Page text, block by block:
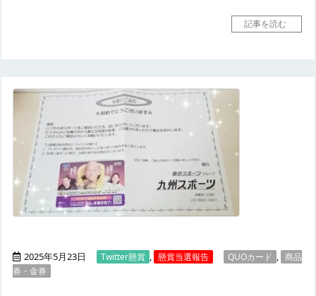
記事を読む
2025年5月23日 Twitter懸賞 , 懸賞当選報告 QUOカード , 商品
券・金券